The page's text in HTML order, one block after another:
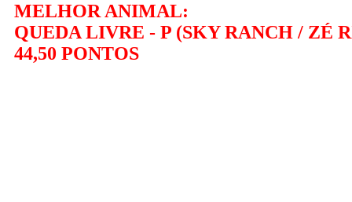
MELHOR ANIMAL:
QUEDA LIVRE - P (SKY RANCH / ZÉ
44,50 PONTOS